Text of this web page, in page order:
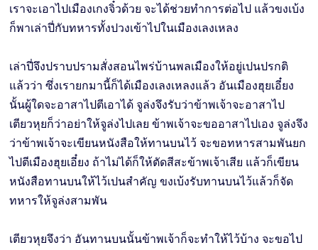
เราจะเอาไปเมืองเกงจิ๋วด้วย จะได้ช่วยทำการต่อไป แล้วขงเบ้ง
ก็พาเล่าปี่กับทหารทั้งปวงเข้าไปในเมืองเลงเหลง
เล่าปี่จึงปราบปรามสั่งสอนไพร่บ้านพลเมืองให้อยู่เปนปรกติ
แล้วว่า ซึ่งเรายกมานี้ก็ได้เมืองเลงเหลงแล้ว อันเมืองฮุยเอี๋ยง
นั้นผู้ใดจะอาสาไปตีเอาได้ จูล่งจึงรับว่าข้าพเจ้าจะอาสาไป
เตียวหุยก็ว่าอย่าให้จูล่งไปเลย ข้าพเจ้าจะขออาสาไปเอง จูล่งจึง
ว่าข้าพเจ้าจะเขียนหนังสือให้ทานบนไว้ จะขอทหารสามพันยก
ไปตีเมืองฮุยเอี๋ยง ถ้าไม่ได้ก็ให้ตัดสีสะข้าพเจ้าเสีย แล้วก็เขียน
หนังสือทานบนให้ไว้เปนสำคัญ ขงเบ้งรับทานบนไว้แล้วก็จัด
ทหารให้จูล่งสามพัน
เตียวหุยจึงว่า อันทานบนนั้นข้าพเจ้าก็จะทำให้ไว้บ้าง จะขอไป